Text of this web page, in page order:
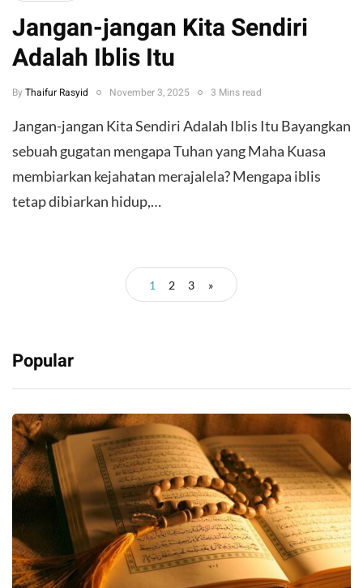
Jangan-jangan Kita Sendiri
Adalah Iblis Itu
By Thaifur Rasyid November 3, 2025 3 Mins read
Jangan-jangan Kita Sendiri Adalah Iblis Itu Bayangkan
sebuah gugatan mengapa Tuhan yang Maha Kuasa
membiarkan kejahatan merajalela? Mengapa iblis
tetap dibiarkan hidup,…
1 2 3 »
Popular